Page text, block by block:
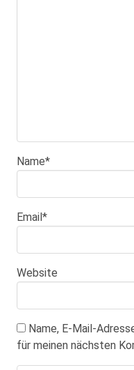
Name*
Email*
Website
Name, E-Mail-
für meinen nächsten